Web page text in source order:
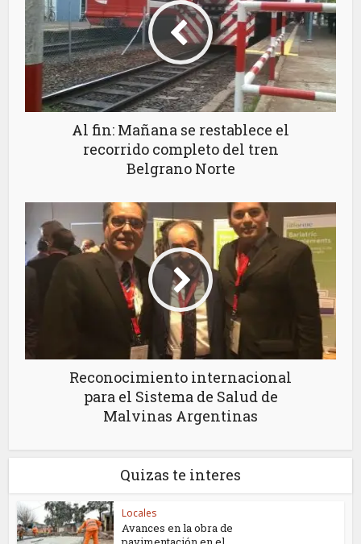
Al fin: Mañana se restablece el
recorrido completo del tren
Belgrano Norte
Reconocimiento internacional
para el Sistema de Salud de
Malvinas Argentinas
Quizas te interes
Locales
Avances en la obra de